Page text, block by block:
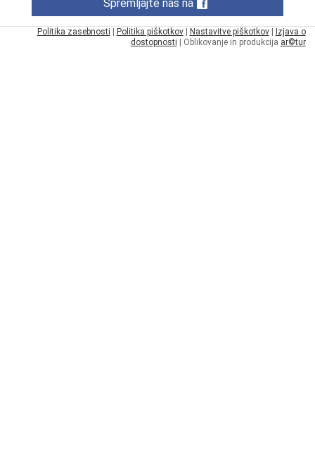
Spremljajte nas na
Politika zasebnosti | Politika piškotkov| Nastavitve piškotkov| Izjava o
dostopnosti | Oblikovanje in produkcija ar©tur